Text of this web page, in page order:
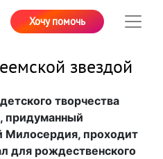
Хочу помочь
звездой
творчества
придуманный
Милосердия, проходит
для рождественского